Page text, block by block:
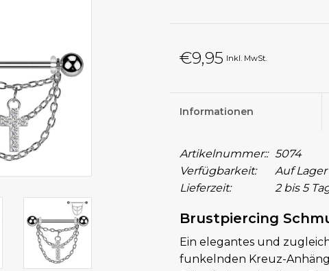
€9,95 Inkl. MwSt.
Informationen
Artikelnummer:: 5074
Verfügbarkeit:
Auf Lager
Lieferzeit:
2 bis 5
Brustpiercing
Ein elegantes und
funkelnden Kreuz-